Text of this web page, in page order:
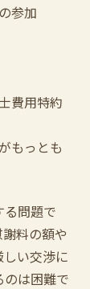
参加
費用特約
もっとも
る問題で
料の額や
い交渉に
は困難で